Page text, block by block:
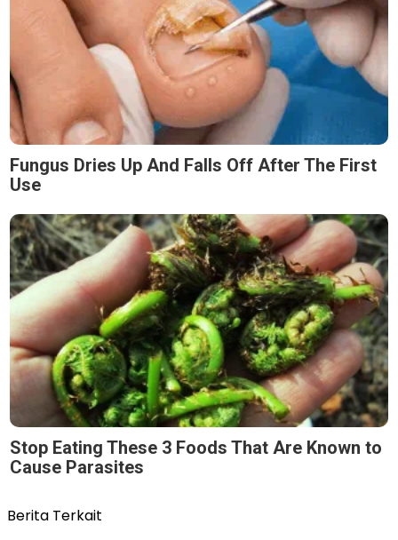
Fungus Dries Up And Falls Off After The First
Use
Stop Eating These 3 Foods That Are Known to
Cause Parasites
Berita Terkait